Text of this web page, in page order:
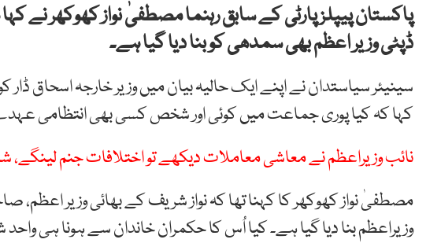
پاکستان پیپلز پارٹی کے سابق رہنما مصطفیٰ نواز کھوکھر نے
ڈپٹی وزیر اعظم بھی سمدھی کو بنا دیا گیا ہے۔
سینیئر سیاستدان نے اپنے ایک حالیہ بیان میں وزیر خارجہ اسحاق ڈار
کہا کہ کیا پوری جماعت میں کوئی اور شخص کسی بھی انتظامی
نائب وزیراعظم نے معاشی معاملات دیکھے تو اختلافات جنم لینگے،
مصطفیٰ نواز کھوکھر کا کہنا تھا کہ نواز شریف کے بھائی وزیر اعظم،
وزیراعظم بنا دیا گیا ہے۔ کیا اُس کا حکمران خاندان سے ہونا ہی